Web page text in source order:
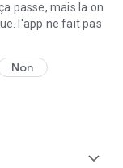
passe, mais la on
l'app ne fait pas
Non
expand_more